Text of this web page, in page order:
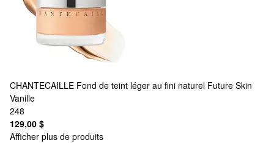
CHANTECAILLE Fond de teint léger au fini naturel Future Skin
Vanille
248
129,00 $
Afficher plus de produits